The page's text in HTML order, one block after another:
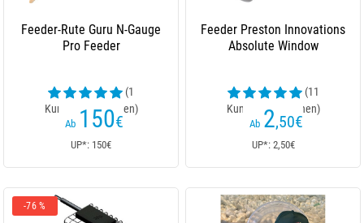
Feeder-Rute Guru N-Gauge
Pro Feeder
(1
Kundenrezensionen)
Ab 150€
UP*: 150€
Feeder Preston Innovations
Absolute Window
(11
Kundenrezensionen)
Ab 2,50€
UP*: 2,50€
-76 %